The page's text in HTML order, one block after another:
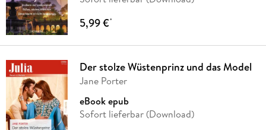
5,99 €*
Der stolze Wüstenprinz und das Model
Jane Porter
eBook epub
Sofort lieferbar (Download)